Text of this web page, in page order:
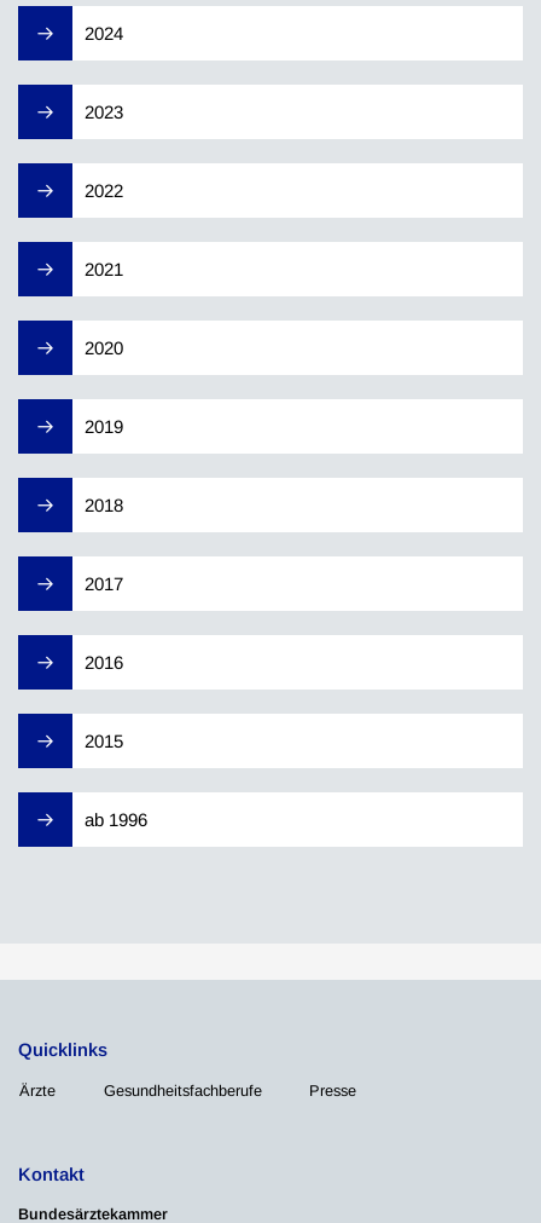
2024
2023
2022
2021
2020
2019
2018
2017
2016
2015
ab 1996
Quicklinks
Ärzte Gesundheitsfachberufe Presse
Kontakt
Bundesärztekammer